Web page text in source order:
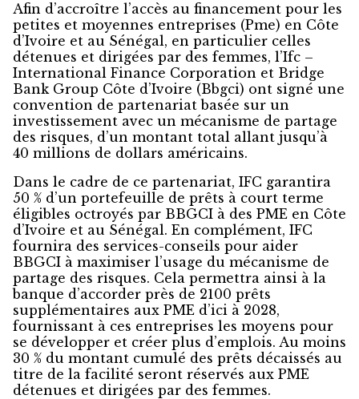
Afin d’accroître l’accès au financement pour les
petites et moyennes entreprises (Pme) en Côte
d’Ivoire et au Sénégal, en particulier celles
détenues et dirigées par des femmes, l’Ifc –
International Finance Corporation et Bridge
Bank Group Côte d’Ivoire (Bbgci) ont signé une
convention de partenariat basée sur un
investissement avec un mécanisme de partage
des risques, d’un montant total allant jusqu’à
40 millions de dollars américains.
Dans le cadre de ce partenariat, IFC garantira
50 % d’un portefeuille de prêts à court terme
éligibles octroyés par BBGCI à des PME en Côte
d’Ivoire et au Sénégal. En complément, IFC
fournira des services-conseils pour aider
BBGCI à maximiser l’usage du mécanisme de
partage des risques. Cela permettra ainsi à la
banque d’accorder près de 2100 prêts
supplémentaires aux PME d’ici à 2028,
fournissant à ces entreprises les moyens pour
se développer et créer plus d’emplois. Au moins
30 % du montant cumulé des prêts décaissés au
titre de la facilité seront réservés aux PME
détenues et dirigées par des femmes.